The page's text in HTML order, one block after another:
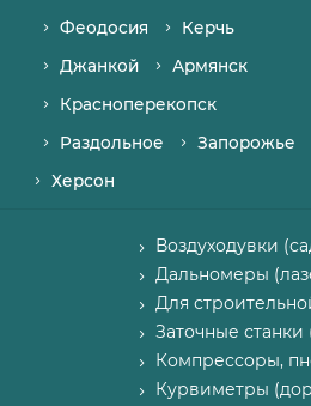
Феодосия
Керчь
Джанкой
Армянск
Красноперекопск
Раздольное
Запорожье
Херсон
Воздуходувки
Дальномеры
Для
Заточные станки
Компрессоры,
Курвиметры